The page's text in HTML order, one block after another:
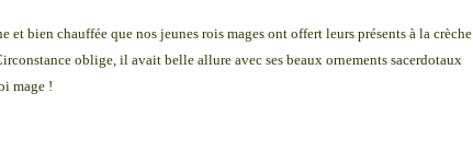
et bien chauffée que nos jeunes rois mages ont offert leurs présents à la crèche
oblige, il avait belle allure avec ses beaux ornements sacerdotaux
mage !